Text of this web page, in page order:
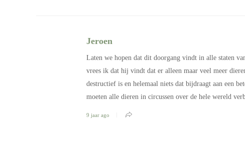
Jeroen
Laten we hopen dat dit doorgang vindt in alle staten
vrees ik dat hij vindt dat er alleen maar veel meer
destructief is en helemaal niets dat bijdraagt aan een
moeten alle dieren in circussen over de hele wereld
9 jaar ago